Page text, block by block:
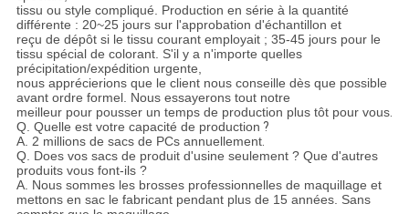
tissu ou style compliqué. Production en série à la quantité
différente : 20~25 jours sur l'approbation d'échantillon et
reçu de dépôt si le tissu courant employait ; 35-45 jours pour le
tissu spécial de colorant. S'il y a n'importe quelles
précipitation/expédition urgente,
nous apprécierions que le client nous conseille dès que possible
avant ordre formel. Nous essayerons tout notre
meilleur pour pousser un temps de production plus tôt pour vous.
Q. Quelle est votre capacité de production ?
A. 2 millions de sacs de PCs annuellement.
Q. Does vos sacs de produit d'usine seulement ? Que d'autres
produits vous font-ils ?
A. Nous sommes les brosses professionnelles de maquillage et
mettons en sac le fabricant pendant plus de 15 années. Sans